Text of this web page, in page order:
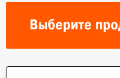
Выберите продукцию для печати, параметры